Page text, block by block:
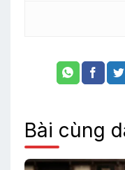
Bài cùng